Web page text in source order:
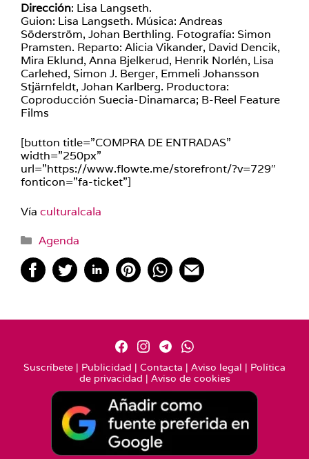
Dirección: Lisa Langseth.
Guion: Lisa Langseth. Música: Andreas
Söderström, Johan Berthling. Fotografía: Simon
Pramsten. Reparto: Alicia Vikander, David Dencik,
Mira Eklund, Anna Bjelkerud, Henrik Norlén, Lisa
Carlehed, Simon J. Berger, Emmeli Johansson
Stjärnfeldt, Johan Karlberg. Productora:
Coproducción Suecia-Dinamarca; B-Reel Feature
Films
[button title=”COMPRA DE ENTRADAS”
width=”250px”
url=”https://www.flowte.me/storefront/?v=729″
fonticon=”fa-ticket”]
Vía culturalcala
Categorías
Agenda
Suscríbete | Publicidad | Contacta | Aviso legal | Política
de privacidad | Aviso de cookies